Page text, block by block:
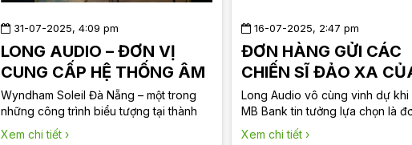
31-07-2025, 4:09 pm
LONG AUDIO – ĐƠN VỊ
CUNG CẤP HỆ THỐNG ÂM
THANH CHO DỰ ÁN
WYNDHAM SOLEIL
Wyndham Soleil Đà Nẵng – một trong
những công trình biểu tượng tại thành
phố biển – đã chính thức được Long
Xem chi tiết ›
16-07-2025, 2:47 pm
ĐƠN HÀNG GỬI CÁC
CHIẾN SĨ ĐẢO XA
LONG AUDIO CÙNG
HÀNG QUÂN ĐỘI MB
Long Audio vô cùng vinh dự khi
MB Bank tin tưởng lựa chọn là
cung cấp thiết bị âm thanh gửi
Xem chi tiết ›